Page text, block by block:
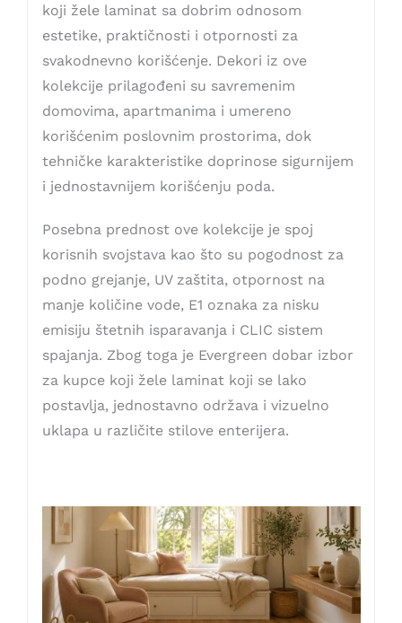
koji žele laminat sa dobrim odnosom
estetike, praktičnosti i otpornosti za
svakodnevno korišćenje. Dekori iz ove
kolekcije prilagođeni su savremenim
domovima, apartmanima i umereno
korišćenim poslovnim prostorima, dok
tehničke karakteristike doprinose sigurnijem
i jednostavnijem korišćenju poda.
Posebna prednost ove kolekcije je spoj
korisnih svojstava kao što su pogodnost za
podno grejanje, UV zaštita, otpornost na
manje količine vode, E1 oznaka za nisku
emisiju štetnih isparavanja i CLIC sistem
spajanja. Zbog toga je Evergreen dobar izbor
za kupce koji žele laminat koji se lako
postavlja, jednostavno održava i vizuelno
uklapa u različite stilove enterijera.